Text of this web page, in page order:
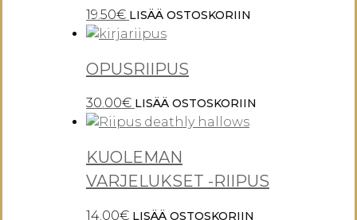
19.50€ LISÄÄ OSTOSKORIIN
OPUSRIIPUS
30.00€ LISÄÄ OSTOSKORIIN
KUOLEMAN
VARJELUKSET -RIIPUS
14.00€ LISÄÄ OSTOSKORIIN